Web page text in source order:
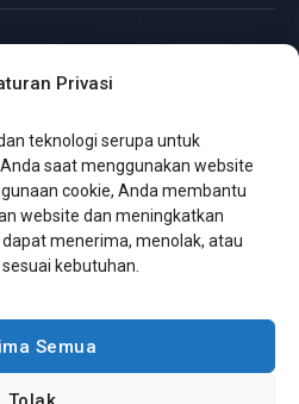
Privasi
teknologi serupa untuk
saat menggunakan website
cookie, Anda membantu
website dan meningkatkan
menerima, menolak, atau
kebutuhan.
Semua
Sukabumi